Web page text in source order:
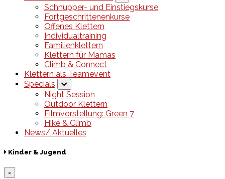
Schnupper- und Einstiegskurse
Fortgeschrittenenkurse
Offenes Klettern
Individualtraining
Familienklettern
Klettern für Mamas
Climb & Connect
Klettern als Teamevent
Specials
Night Session
Outdoor Klettern
Filmvorstellung: Green 7
Hike & Climb
News/ Aktuelles
Kinder & Jugend
×